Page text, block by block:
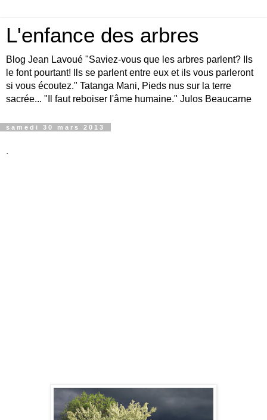
L'enfance des arbres
Blog Jean Lavoué "Saviez-vous que les arbres parlent? Ils
le font pourtant! Ils se parlent entre eux et ils vous parleront
si vous écoutez." Tatanga Mani, Pieds nus sur la terre
sacrée... "Il faut reboiser l'âme humaine." Julos Beaucarne
samedi 30 mars 2013
.